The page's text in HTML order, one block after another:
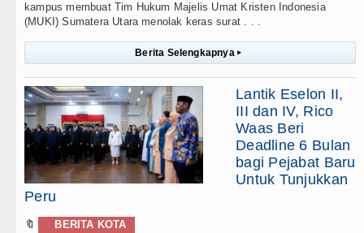
kampus membuat Tim Hukum Majelis Umat Kristen Indonesia
(MUKI) Sumatera Utara menolak keras surat . . .
Berita Selengkapnya ▸
Lantik Eselon II,
III dan IV, Rico
Waas Beri
Deadline 6 Bulan
bagi Pejabat Baru
Untuk Tunjukkan
Peru
🔖 BERITA KOTA